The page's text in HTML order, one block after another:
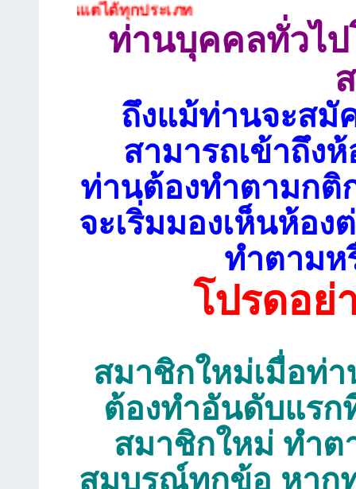
แต่ได้ทุกประเภท
ท่านบุคคลทั่วไ
ถึงแม้ท่านจะสมั
สามารถเข้าถึง
ท่านต้องทำตามกติ
จะเริ่มมองเห็นห้อ
ทำตามห
โปรดอย่
สมาชิกใหม่เมื่อท่
ต้องทำอันดับแรก
สมาชิกใหม่ ทำ
สมบูรณ์ทุกข้อ หาก